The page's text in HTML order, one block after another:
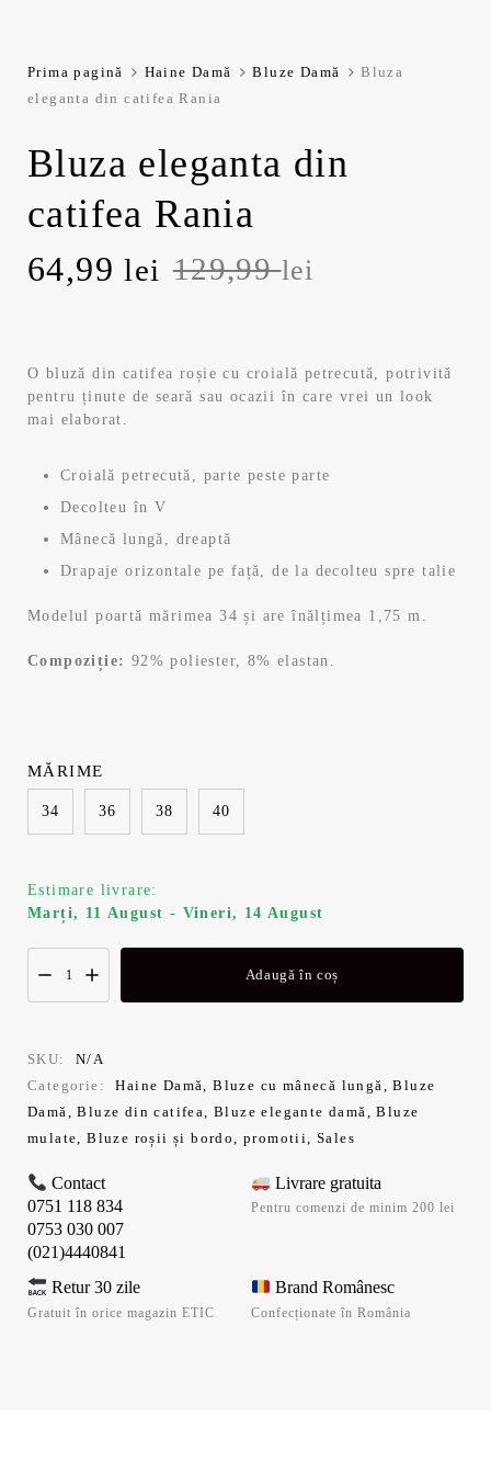
Prima pagină Haine Damă Bluze Damă
Bluza
eleganta din catifea Rania
Bluza eleganta din
catifea Rania
129,99lei
Prețul
a
fost:
129,99 lei.
64,99lei
Prețul
este:
64,99 lei.
O bluză din catifea roșie cu croială petrecută, potrivită
pentru ținute de seară sau ocazii în care vrei un look
mai elaborat.
Croială petrecută, parte peste parte
Decolteu în V
Mânecă lungă, dreaptă
Drapaje orizontale pe față, de la decolteu spre talie
Modelul poartă mărimea 34 și are înălțimea 1,75 m.
Compoziție: 92% poliester, 8% elastan.
34 36 38 40
MĂRIME
Estimare livrare:
Marți, 11 August - Vineri, 14 August
Adaugă în coș
SKU:
N/A
Categorie:
Haine Damă,Bluze cu mânecă lungă,Bluze
Damă,Bluze din catifea,Bluze elegante damă,Bluze
mulate,Bluze roșii și bordo,promotii,Sales
Contact
0751 118 834
0753 030 007
(021)4440841
Livrare gratuita
Pentru comenzi de minim 200 lei
Retur 30 zile
Gratuit în orice magazin ETIC
Brand Românesc
Confecționate în România